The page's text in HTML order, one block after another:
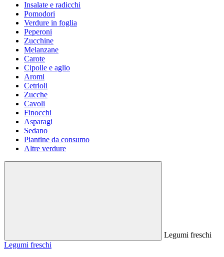
Insalate e radicchi
Pomodori
Verdure in foglia
Peperoni
Zucchine
Melanzane
Carote
Cipolle e aglio
Aromi
Cetrioli
Zucche
Cavoli
Finocchi
Asparagi
Sedano
Piantine da consumo
Altre verdure
Legumi freschi
Legumi freschi